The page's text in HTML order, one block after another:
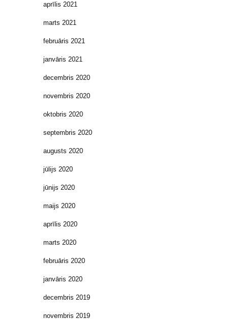
aprīlis 2021
marts 2021
februāris 2021
janvāris 2021
decembris 2020
novembris 2020
oktobris 2020
septembris 2020
augusts 2020
jūlijs 2020
jūnijs 2020
maijs 2020
aprīlis 2020
marts 2020
februāris 2020
janvāris 2020
decembris 2019
novembris 2019